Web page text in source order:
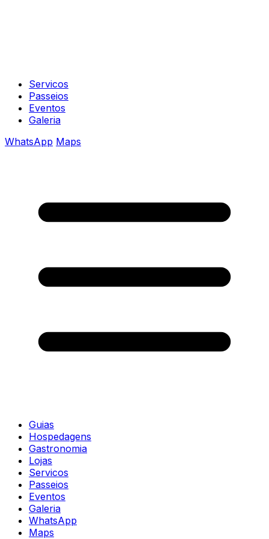
Servicos
Passeios
Eventos
Galeria
WhatsApp Maps
Guias
Hospedagens
Gastronomia
Lojas
Servicos
Passeios
Eventos
Galeria
WhatsApp
Maps